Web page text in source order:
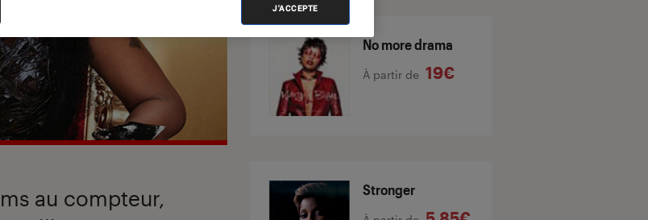
au compteur,
No more drama
À partir de 19€
Stronger
J'ACCEPTE